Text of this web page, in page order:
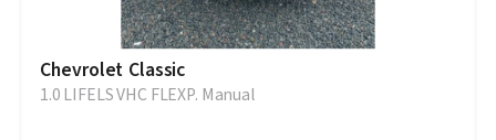
Chevrolet Classic
1.0 LIFELS VHC FLEXP. Manual